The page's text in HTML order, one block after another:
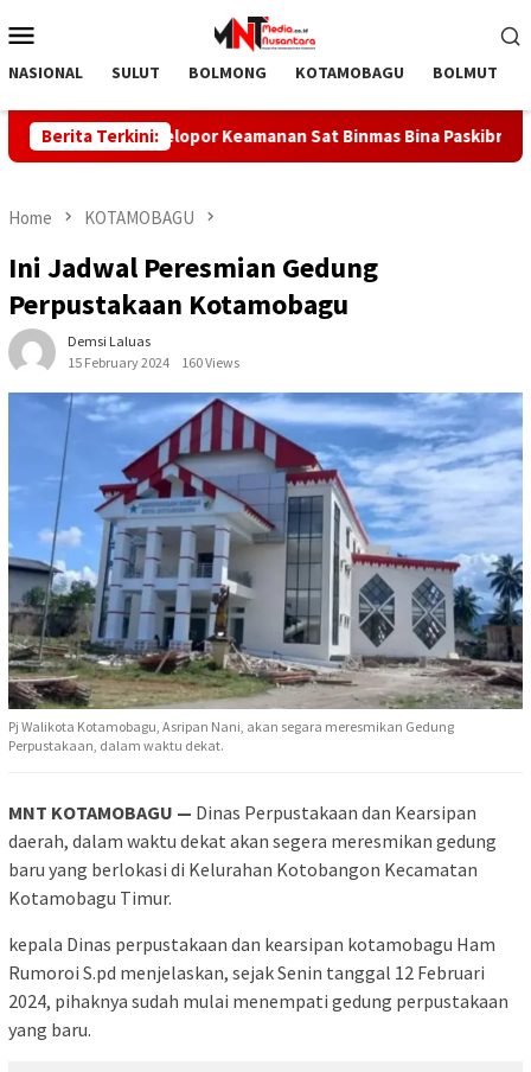
to
Menu
NASIONAL SULUT BOLMONG KOTAMOBAGU BOLMUT
Berita Terkini:
Mudah Pelopor Keamanan Sat Binmas Bina Paskibraka
Home KOTAMOBAGU
Ini Jadwal Peresmian Gedung
Perpustakaan Kotamobagu
Demsi Laluas
15 February 2024
160 Views
Pj Walikota Kotamobagu, Asripan Nani, akan segara meresmikan Gedung
Perpustakaan, dalam waktu dekat.
MNT KOTAMOBAGU — Dinas Perpustakaan dan Kearsipan
daerah, dalam waktu dekat akan segera meresmikan gedung
baru yang berlokasi di Kelurahan Kotobangon Kecamatan
Kotamobagu Timur.
kepala Dinas perpustakaan dan kearsipan kotamobagu Ham
Rumoroi S.pd menjelaskan, sejak Senin tanggal 12 Februari
2024, pihaknya sudah mulai menempati gedung perpustakaan
yang baru.